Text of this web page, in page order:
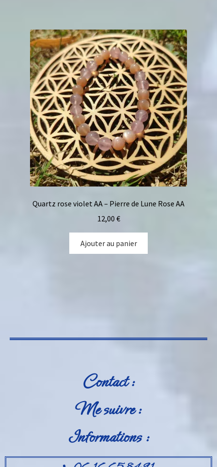
Quartz rose violet AA – Pierre de Lune Rose AA
12,00 €
Ajouter au panier
Contact :
Me suivre :
Informations :